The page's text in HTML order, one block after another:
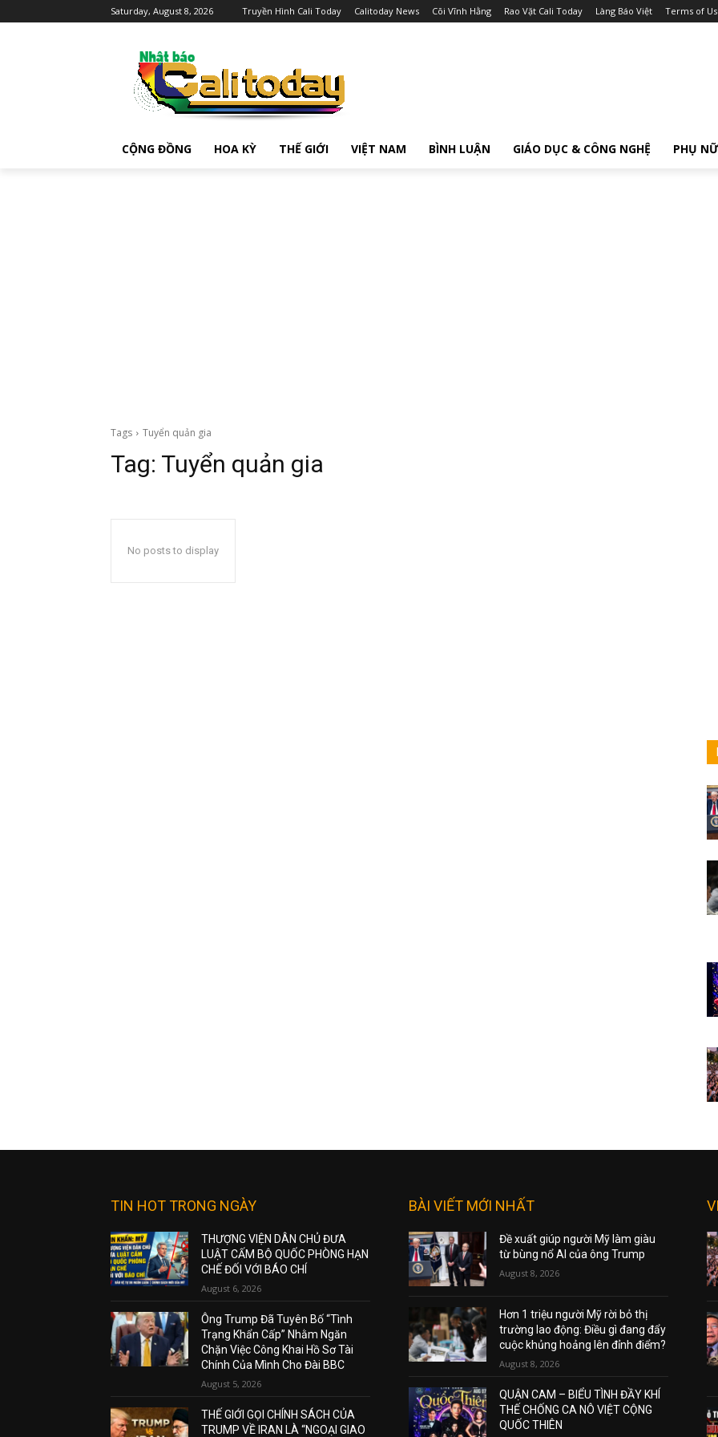
Saturday, August 8, 2026 Truyền Hình Cali Today Calitoday News Cõi Vĩnh Hằng Rao Vặt Cali Today Làng Báo Việt Terms of
CỘNG ĐỒNG HOA KỲ THẾ GIỚI VIỆT NAM BÌNH LUẬN GIÁO DỤC & CÔNG NGHỆ PHỤ NỮ
Tags Tuyển quản gia
Tag: Tuyển quản gia
No posts to display
TIN HOT TRONG NGÀY
THƯỢNG VIỆN DÂN CHỦ ĐƯA
LUẬT CẤM BỘ QUỐC PHÒNG HẠN
CHẾ ĐỐI VỚI BÁO CHÍ
August 6, 2026
Ông Trump Đã Tuyên Bố “Tình
Trạng Khẩn Cấp” Nhằm Ngăn
Chặn Việc Công Khai Hồ Sơ Tài
Chính Của Mình Cho Đài BBC
August 5, 2026
THẾ GIỚI GỌI CHÍNH SÁCH CỦA
TRUMP VỀ IRAN LÀ “NGOẠI GIAO
BÀI VIẾT MỚI NHẤT
Đề xuất giúp người Mỹ làm giàu
từ bùng nổ AI của ông Trump
August 8, 2026
Hơn 1 triệu người Mỹ rời bỏ thị
trường lao động: Điều gì đang đẩy
cuộc khủng hoảng lên đỉnh điểm?
August 8, 2026
QUẬN CAM – BIỂU TÌNH ĐẦY KHÍ
THẾ CHỐNG CA NÔ VIỆT CỘNG
QUỐC THIÊN